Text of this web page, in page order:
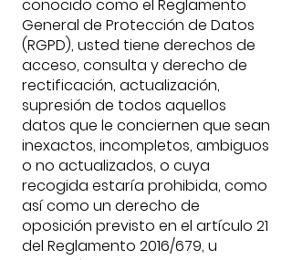
conocido como el Reglamento
General de Protección de Datos
(RGPD), usted tiene derechos de
acceso, consulta y derecho de
rectificación, actualización,
supresión de todos aquellos
datos que le conciernen que sean
inexactos, incompletos, ambiguos
o no actualizados, o cuya
recogida estaría prohibida, como
así como un derecho de
oposición previsto en el artículo 21
del Reglamento 2016/679, u